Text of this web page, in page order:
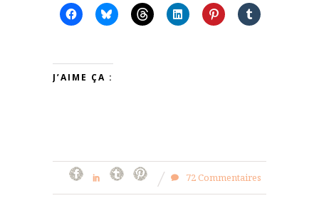
J’AIME ÇA :
72 Commentaires